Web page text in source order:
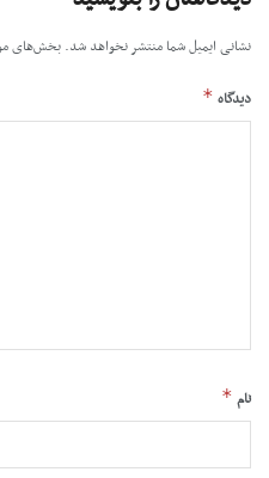
نشانی ایمیل شما منتشر نخواهد شد. بخش‌های
دیدگاه *
نام *